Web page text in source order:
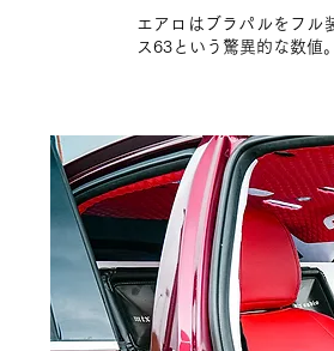
エアロはブラパルをフル
ス63という驚異的な数値。